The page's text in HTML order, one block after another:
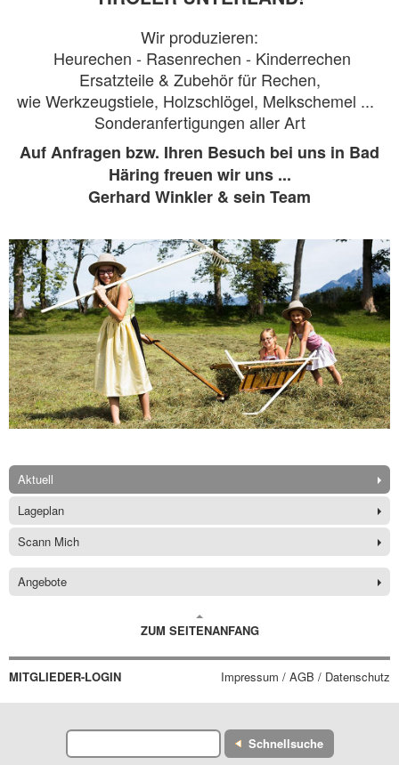
Wir produzieren:
Heurechen - Rasenrechen - Kinderrechen
Ersatzteile & Zubehör für Rechen,
wie Werkzeugstiele, Holzschlögel, Melkschemel ...
Sonderanfertigungen aller Art
Auf Anfragen bzw. Ihren Besuch bei uns in Bad
Häring freuen wir uns ...
Gerhard Winkler & sein Team
Aktuell
Lageplan
Scann Mich
Angebote
ZUM SEITENANFANG
MITGLIEDER-LOGIN Impressum / AGB / Datenschutz
Schnellsuche